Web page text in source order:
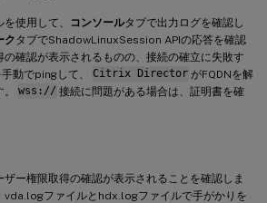
使用して、 コンソールタブで出力ログを確認し
クタブでShadowLinuxSession APIの応答を確認
の確認が表示されるものの、接続の確立に失敗す
動でpingして、
Citrix Director がFQDNを解
wss:// 接続に問題がある場合は、証明書を確
ー権限取得の確認が表示されることを確認しま
vda.logファイルとhdx.logファイルで手がかりを